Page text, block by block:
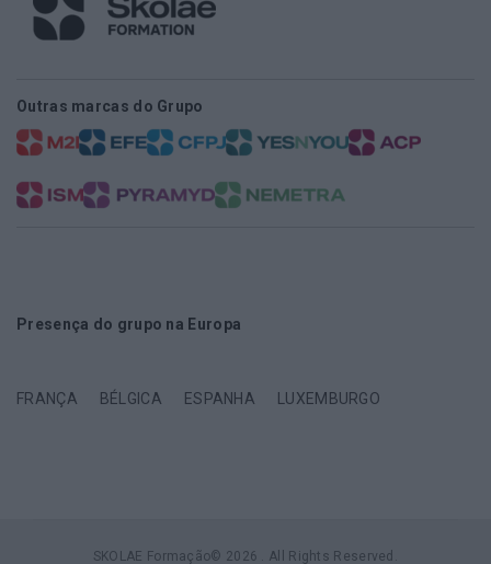
Outras marcas do Grupo
Presença do grupo na Europa
FRANÇA BÉLGICA ESPANHA LUXEMBURGO
SKOLAE Formação© 2026 . All Rights Reserved.